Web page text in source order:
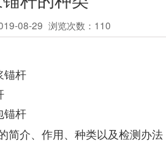
08-29 浏览次数： 110
锚杆
锚杆